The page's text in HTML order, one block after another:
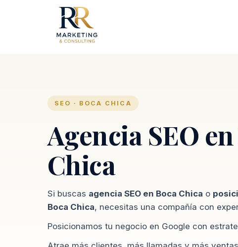
SEO · BOCA CHICA
Agencia SEO
Chica
Si buscas agencia SEO en Boca Chica o
Boca Chica, necesitas una compañía con
Posicionamos tu negocio en Google con